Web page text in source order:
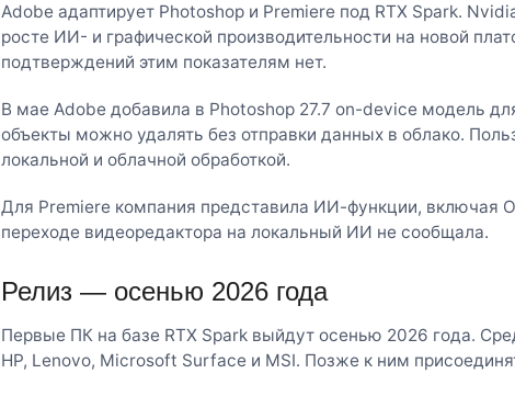
Adobe адаптирует Photoshop и Premiere под RTX Spark.
росте ИИ- и графической производительности на новой
подтверждений этим показателям нет.
В мае Adobe добавила в Photoshop 27.7 on-device модель
объекты можно удалять без отправки данных в облако.
локальной и облачной обработкой.
Для Premiere компания представила ИИ-функции, включая
переходе видеоредактора на локальный ИИ не сообщала.
Релиз — осенью 2026 года
Первые ПК на базе RTX Spark выйдут осенью 2026 года.
HP, Lenovo, Microsoft Surface и MSI. Позже к ним